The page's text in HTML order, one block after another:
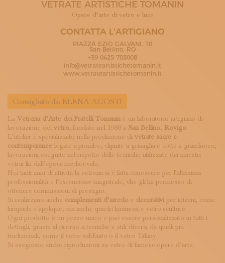
ISCRIVITI ALLA NEWSLETTER
LOGIN
VETRATE ARTISTICHE TOMANIN
Opere d’arte di vetro e luce
CONTATTA L'ARTIGIANO
PIAZZA EZIO GALVANI, 10
San Bellino, RO
+39 0425 703008
info@vetrateartistichetomanin.it
www.vetrateartistichetomanin.it
Consigliato da: ELENA AGOSTI
La Vetreria d’Arte dei Fratelli Tomanin è un laboratorio artigiano di
lavorazione del vetro, fondato nel 1988 a San Bellino, Rovigo.
L’atelier è specializzato nella produzione di vetrate sacre e
contemporanee legate a piombo, dipinte a grisaglia e cotte a gran fuoco;
lavorazioni eseguite nel rispetto delle tecniche utilizzate dai maestri
vetrai fin dall’epoca medioevale.
Nei tanti anni di attività la vetreria si è fatta conoscere per l’altissima
professionalità e l’esecuzione magistrale, che gli ha permesso di
ottenere commissioni di prestigio.
Si realizzano anche complementi d’arredo e decorativi per interni, come
lampade e applique, ma anche quadri luminosi e vetro-sculture.
Ogni prodotto è un pezzo unico e può essere personalizzato in tutti i
dettagli, grazie al ricorso a tecniche e stili diversi da quelli più
tradizionali, come il vetro sabbiato o il vetro Tiffany.
Si eseguono anche riproduzioni su vetro di famose opere d’arte.